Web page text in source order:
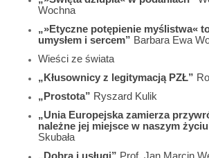
Wochna
„»Etyczne potępienie myślistwa«
umysłem i sercem” Barbara Ewa
Wieści ze świata
„Kłusownicy z legitymacją PZŁ”
„Prostota” Ryszard Kulik
„Unia Europejska zamierza
należne jej miejsce w naszym
Skubała
„Dobra i usługi” Prof. Jan Marcin